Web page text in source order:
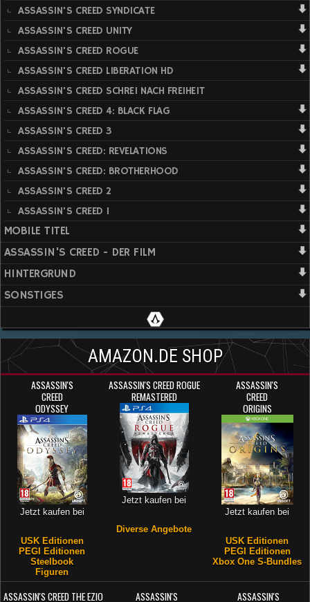
ASSASSIN'S CREED SYNDICATE
ASSASSIN'S CREED UNITY
ASSASSIN'S CREED ROGUE
ASSASSIN'S CREED LIBERATION HD
ASSASSIN'S CREED SCHREI NACH FREIHEIT
ASSASSIN'S CREED 4: BLACK FLAG
ASSASSIN'S CREED 3
ASSASSIN'S CREED: REVELATIONS
ASSASSIN'S CREED: BROTHERHOOD
ASSASSIN'S CREED 2
ASSASSIN'S CREED 1
MOBILE TITEL
ASSASSIN'S CREED - DER FILM
HINTERGRUND
SONSTIGES
AMAZON.DE SHOP
ASSASSIN'S
CREED
ODYSSEY
Jetzt kaufen bei
USK Editionen
PEGI Editionen
Steelbook
Figuren
ASSASSIN'S CREED ROGUE
REMASTERED
Jetzt kaufen bei
Diverse Angebote
ASSASSIN'S
CREED
ORIGINS
Jetzt kaufen bei
USK Editionen
PEGI Editionen
Xbox One S-Bundles
ASSASSIN'S CREED THE EZIO
ASSASSIN'S
ASSASSIN'S